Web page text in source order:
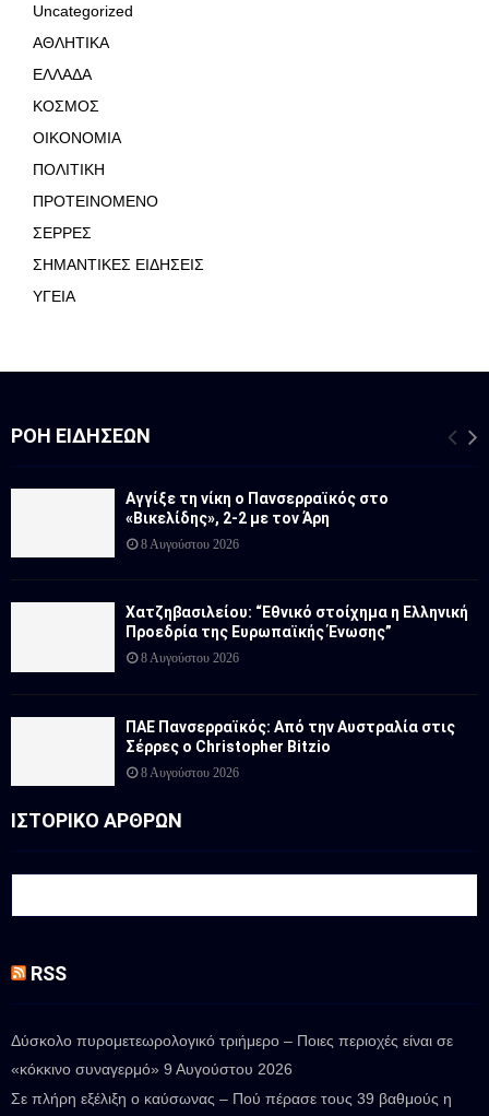
Uncategorized
ΑΘΛΗΤΙΚΑ
ΕΛΛΑΔΑ
ΚΟΣΜΟΣ
ΟΙΚΟΝΟΜΙΑ
ΠΟΛΙΤΙΚΗ
ΠΡΟΤΕΙΝΟΜΕΝΟ
ΣΕΡΡΕΣ
ΣΗΜΑΝΤΙΚΕΣ ΕΙΔΗΣΕΙΣ
ΥΓΕΙΑ
ΡΟΉ ΕΙΔΉΣΕΩΝ
Αγγίξε τη νίκη ο Πανσερραϊκός στο
«Βικελίδης», 2-2 με τον Άρη
8 Αυγούστου 2026
Χατζηβασιλείου: “Εθνικό στοίχημα η Ελληνική
Προεδρία της Ευρωπαϊκής Ένωσης”
8 Αυγούστου 2026
ΠΑΕ Πανσερραϊκός: Από την Αυστραλία στις
Σέρρες ο Christopher Bitzio
8 Αυγούστου 2026
ΙΣΤΟΡΙΚΟ ΑΡΘΡΩΝ
RSS
Δύσκολο πυρομετεωρολογικό τριήμερο – Ποιες περιοχές είναι σε
«κόκκινο συναγερμό» 9 Αυγούστου 2026
Σε πλήρη εξέλιξη ο καύσωνας – Πού πέρασε τους 39 βαθμούς η